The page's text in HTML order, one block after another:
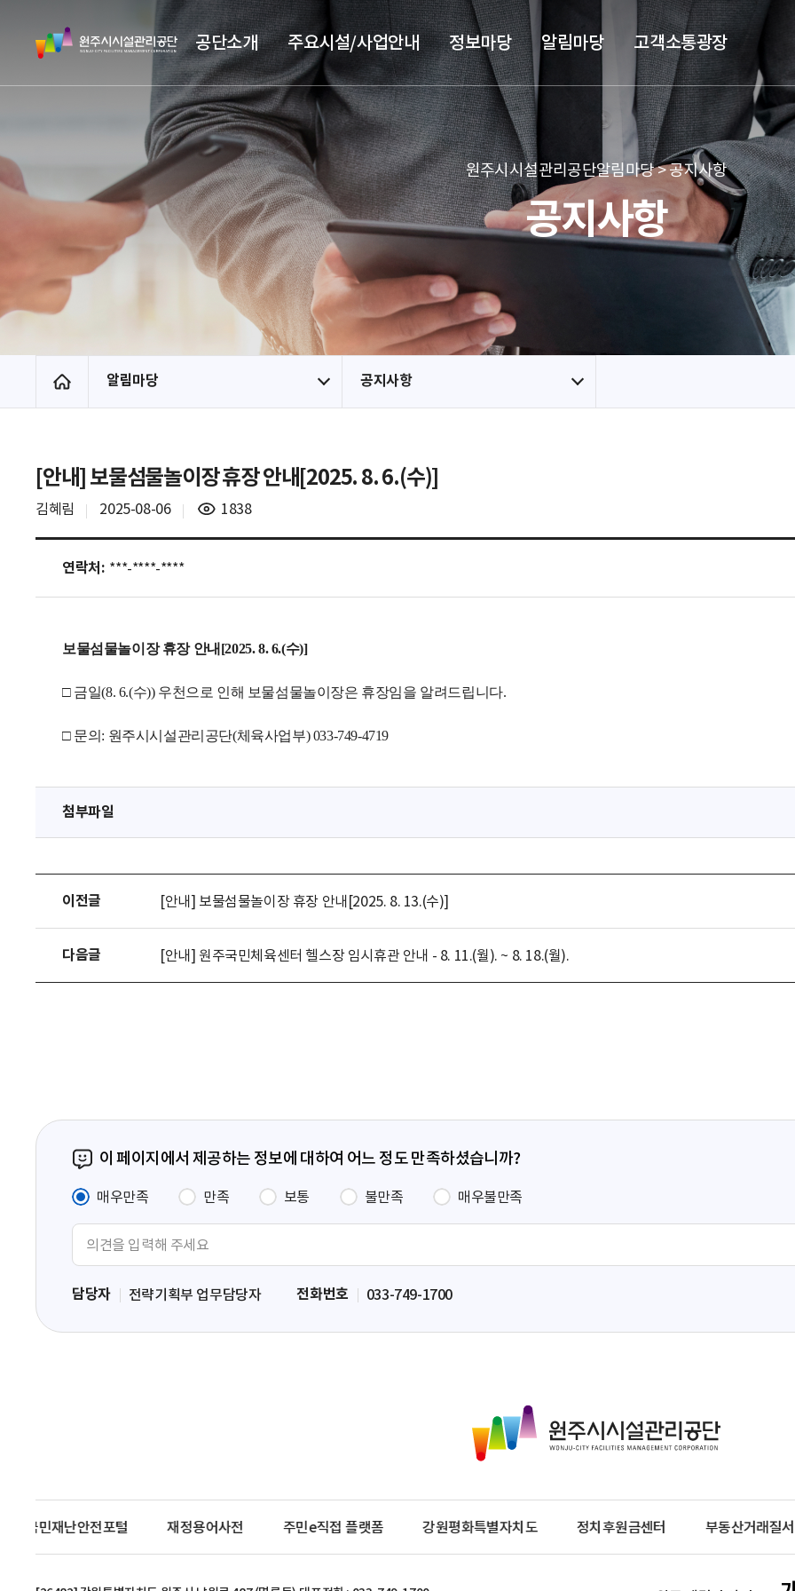
원
주
시
관
단
공단소개 주요시설/사업안내 정보마당 알림마당 고객소통광장
원주시시설관리공단알림마당 > 공지사항
공지사항
홈 알림마당 공지사항
[안내] 보물섬물놀이장 휴장 안내[2025. 8. 6.(수)]
김혜림 2025-08-06
조
1838
연락처: ***-****-****
보물섬물놀이장 휴장 안내[2025. 8. 6.(수)]
□ 금일(8. 6.(수)) 우천으로 인해 보물섬물놀이장은 휴장임을 알려드립니다.
□ 문의: 원주시시설관리공단(체육사업부) 033-749-4719
첨부파일
이전글 [안내] 보물섬물놀이장 휴장 안내[2025. 8. 13.(수)]
다음글 [안내] 원주국민체육센터 헬스장 임시휴관 안내 - 8. 11.(월). ~ 8. 18.(월).
이 페이지에서 제공하는 정보에 대하여 어느 정도 만족하셨습니까?
매우만족 만족 보통 불만족 매우불만족
력
담당자 전략기획부 업무담당자 전화번호 033-749-1700
주
시
설
관
리
공
국민재난안전포털 재정용어사전 주민e직접 플랫폼 강원평화특별자치도 정치후원금센터 부동산거래질